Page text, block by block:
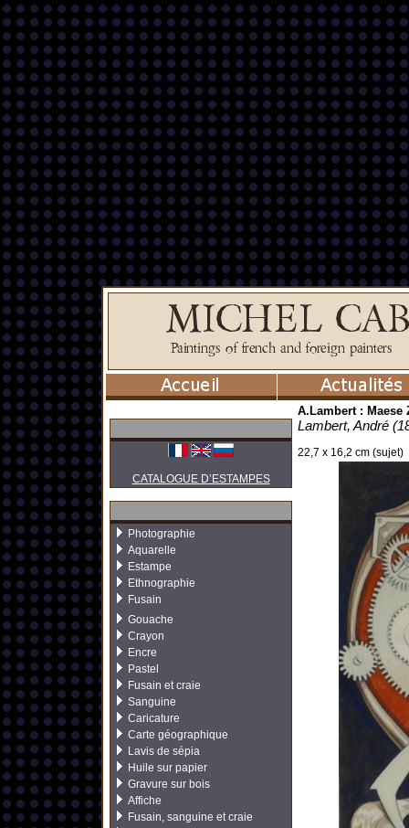
CATALOGUE D’ESTAMPES
Photographie
Aquarelle
Estampe
Ethnographie
Fusain
Gouache
Crayon
Encre
Pastel
Fusain et craie
Sanguine
Caricature
Carte géographique
Lavis de sépia
Huile sur papier
Gravure sur bois
Affiche
Fusain, sanguine et craie
A.Lambert : Maese
Lambert, André
22,7 x 16,2 cm (sujet)